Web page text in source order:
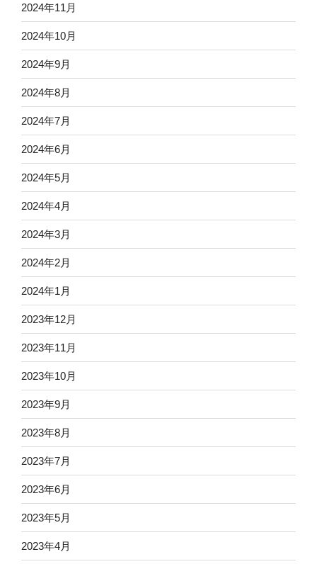
2024年11月
2024年10月
2024年9月
2024年8月
2024年7月
2024年6月
2024年5月
2024年4月
2024年3月
2024年2月
2024年1月
2023年12月
2023年11月
2023年10月
2023年9月
2023年8月
2023年7月
2023年6月
2023年5月
2023年4月